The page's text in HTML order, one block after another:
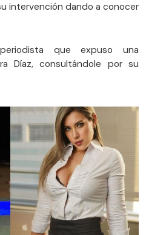
intervención dando a conocer
que expuso una
Díaz, consultándole por su